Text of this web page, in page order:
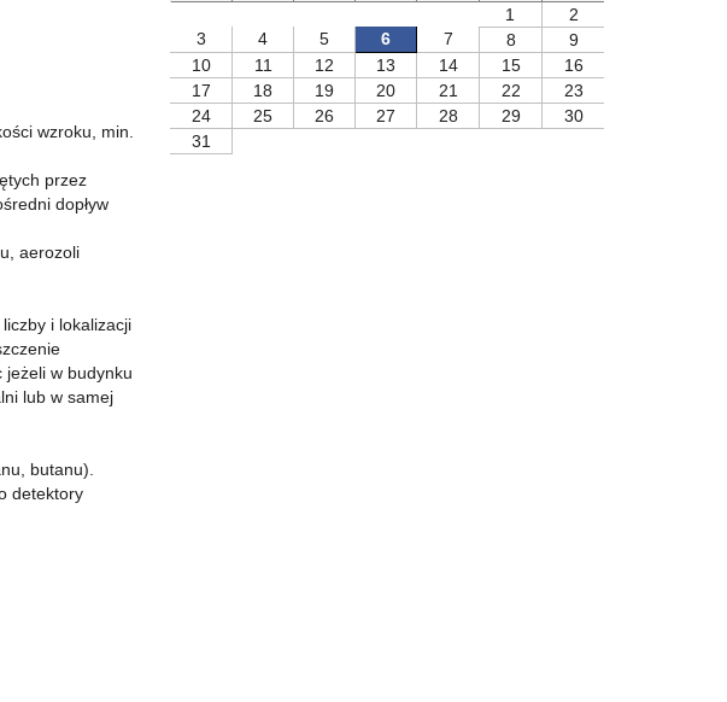
wzroku, min.
przez
dopływ
aerozoli
i lokalizacji
jeżeli w budynku
lub w samej
butanu).
detektory
1
2
3
4 5 6 7 8
9
10
11 12 13 14 15
16
17
18 19 20 21 22
23
24
25 26 27 28 29
30
31